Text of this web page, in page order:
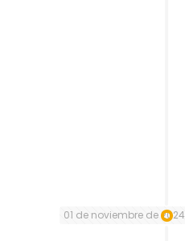
01 de noviembre de 2024